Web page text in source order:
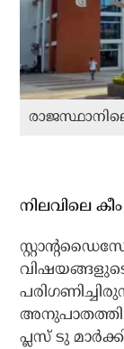
നിലവിലെ
പ്ലസ് ടു